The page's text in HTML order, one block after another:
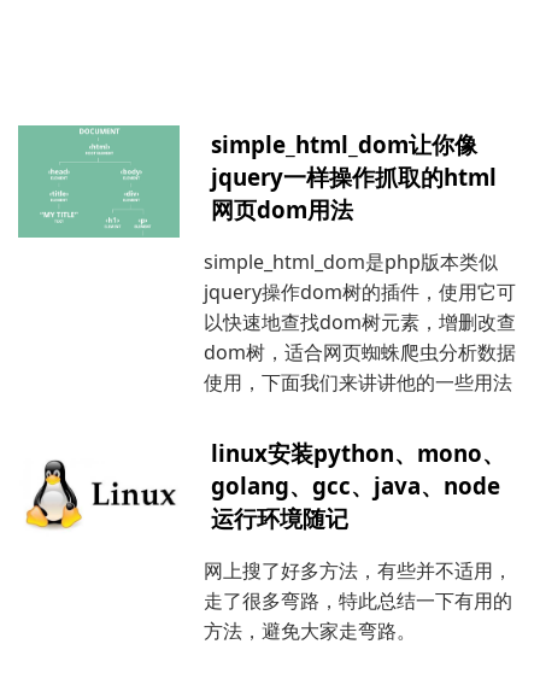
simple_html_dom让你像
jquery一样操作抓取的html
网页dom用法
simple_html_dom是php版本类似
jquery操作dom树的插件，使用它可
以快速地查找dom树元素，增删改查
dom树，适合网页蜘蛛爬虫分析数据
使用，下面我们来讲讲他的一些用法
linux安装python、mono、
golang、gcc、java、node
运行环境随记
网上搜了好多方法，有些并不适用，
走了很多弯路，特此总结一下有用的
方法，避免大家走弯路。